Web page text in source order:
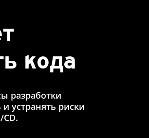
кода
разработки
устранять риски